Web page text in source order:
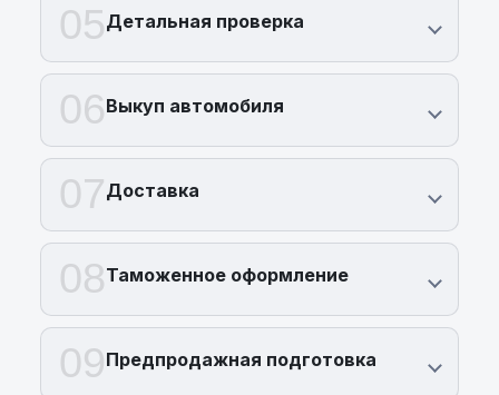
05Детальная проверка
06Выкуп автомобиля
07Доставка
08Таможенное оформление
09Предпродажная подготовка